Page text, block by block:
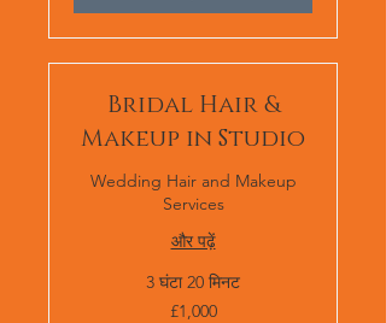
Bridal Hair &
Makeup in Studio
Wedding Hair and Makeup
Services
और पढ़ें
3 घंटा 20 मिनट
£1,000